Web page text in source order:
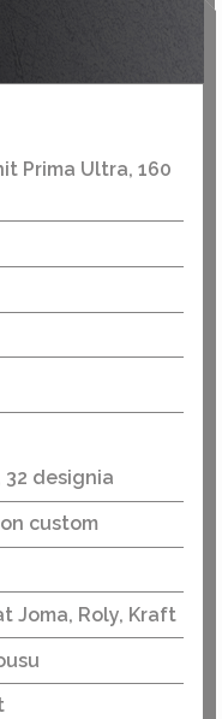
Prima Ultra, 160
32 designia
custom
Joma, Roly, Kraft